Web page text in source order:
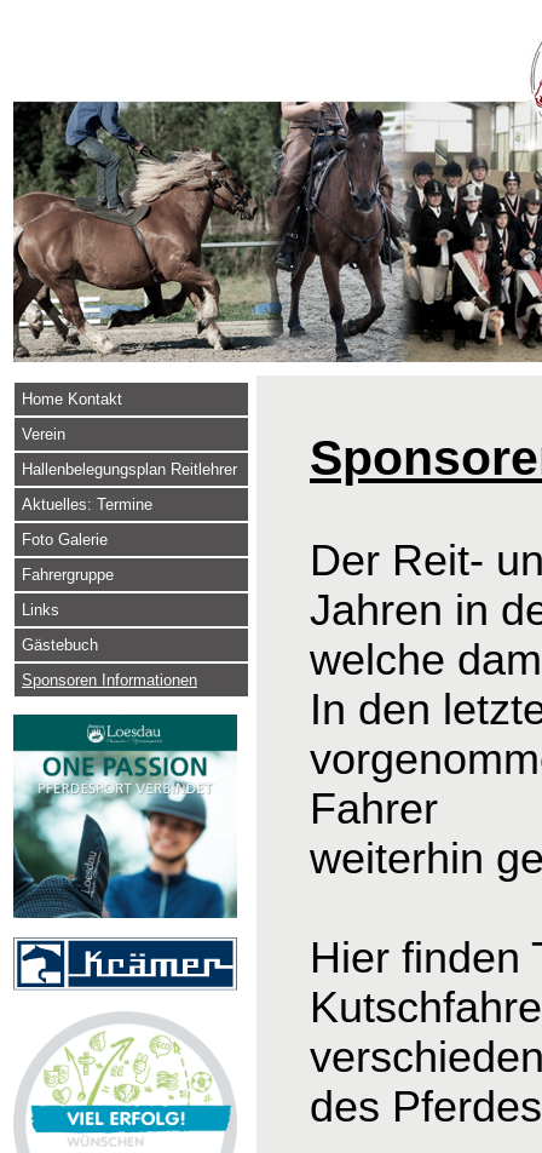
Home Kontakt
Verein
Hallenbelegungsplan Reitlehrer
Aktuelles: Termine
Foto Galerie
Fahrergruppe
Links
Gästebuch
Sponsoren Informationen
Der Reit-
Jahren in
welche
In den
Fahrer
weiterhin
Hier finden
des